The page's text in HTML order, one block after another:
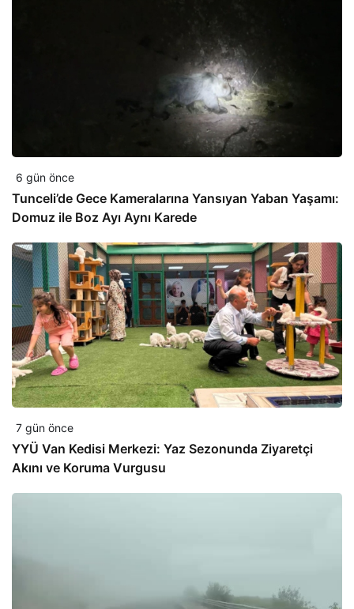
6 gün önce
Tunceli’de Gece Kameralarına Yansıyan Yaban Yaşamı:
Domuz ile Boz Ayı Aynı Karede
7 gün önce
YYÜ Van Kedisi Merkezi: Yaz Sezonunda Ziyaretçi
Akını ve Koruma Vurgusu